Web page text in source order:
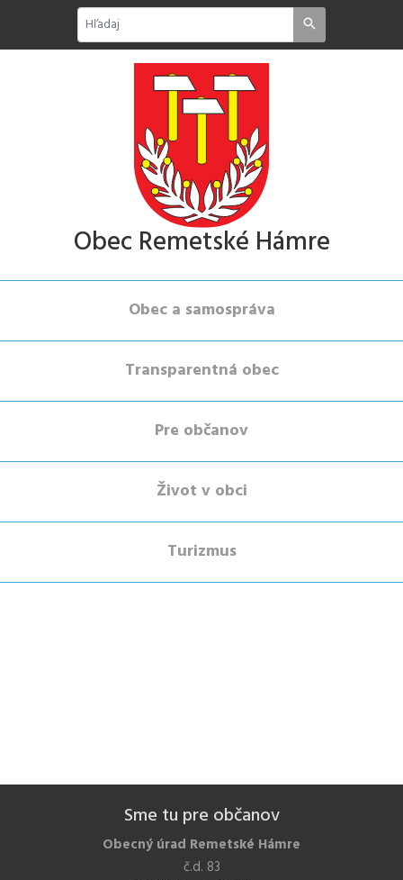
Obec Remetské Hámre
Obec a samospráva
Transparentná obec
Pre občanov
Život v obci
Turizmus
Sme tu pre občanov
Obecný úrad Remetské Hámre
č.d. 83